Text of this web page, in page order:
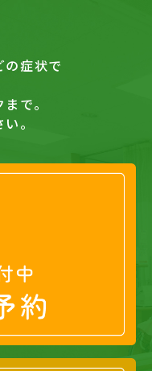
症状で
で。
。